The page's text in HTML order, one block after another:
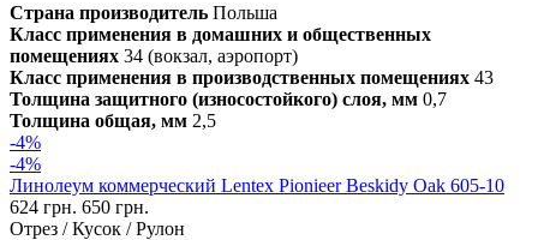
Страна производитель Польша
Класс применения в домашних и общественных
помещениях 34 (вокзал, аэропорт)
Класс применения в производственных помещениях 43
Толщина защитного (износостойкого) слоя, мм 0,7
Толщина общая, мм 2,5
-4%
-4%
Линолеум коммерческий Lentex Pionieer Beskidy Oak 605-10
624 грн. 650 грн.
Отрез / Кусок / Рулон